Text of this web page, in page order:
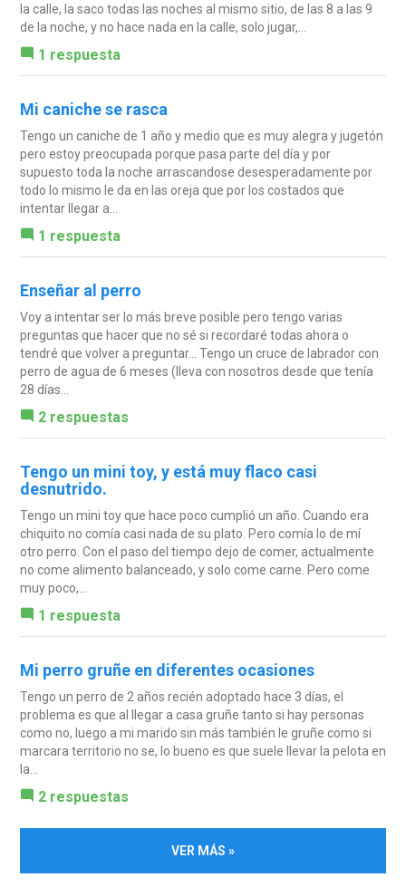
la calle, la saco todas las noches al mismo sitio, de las 8 a las 9
de la noche, y no hace nada en la calle, solo jugar,...
1 respuesta
Mi caniche se rasca
Tengo un caniche de 1 año y medio que es muy alegra y jugetón
pero estoy preocupada porque pasa parte del día y por
supuesto toda la noche arrascandose desesperadamente por
todo lo mismo le da en las oreja que por los costados que
intentar llegar a...
1 respuesta
Enseñar al perro
Voy a intentar ser lo más breve posible pero tengo varias
preguntas que hacer que no sé si recordaré todas ahora o
tendré que volver a preguntar... Tengo un cruce de labrador con
perro de agua de 6 meses (lleva con nosotros desde que tenía
28 días...
2 respuestas
Tengo un mini toy, y está muy flaco casi
desnutrido.
Tengo un mini toy que hace poco cumplió un año. Cuando era
chiquito no comía casi nada de su plato. Pero comía lo de mí
otro perro. Con el paso del tiempo dejo de comer, actualmente
no come alimento balanceado, y solo come carne. Pero come
muy poco,...
1 respuesta
Mi perro gruñe en diferentes ocasiones
Tengo un perro de 2 años recién adoptado hace 3 días, el
problema es que al llegar a casa gruñe tanto si hay personas
como no, luego a mi marido sin más también le gruñe como si
marcara territorio no se, lo bueno es que suele llevar la pelota en
la...
2 respuestas
VER MÁS »